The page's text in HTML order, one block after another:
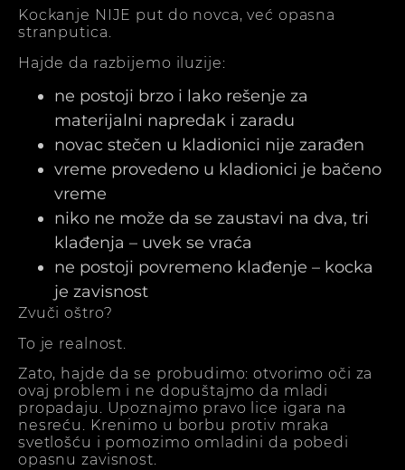
Kockanje NIJE put do novca, već opasna
stranputica.
Hajde da razbijemo iluzije:
ne postoji brzo i lako rešenje za
materijalni napredak i zaradu
novac stečen u kladionici nije zarađen
vreme provedeno u kladionici je bačeno
vreme
niko ne može da se zaustavi na dva, tri
klađenja – uvek se vraća
ne postoji povremeno klađenje – kocka
je zavisnost
Zvuči oštro?
To je realnost.
Zato, hajde da se probudimo: otvorimo oči za
ovaj problem i ne dopuštajmo da mladi
propadaju. Upoznajmo pravo lice igara na
nesreću. Krenimo u borbu protiv mraka
svetlošću i pomozimo omladini da pobedi
opasnu zavisnost.